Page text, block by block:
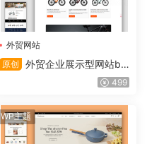
外贸网站
原创
外贸企业展示型网站b2
b响应式网站wordpress整站
499
WP主题